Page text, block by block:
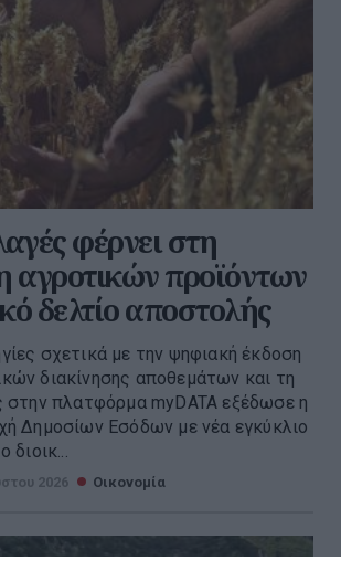
φέρνει στη
αγροτικών προϊόντων
δελτίο αποστολής
σχετικά με την ψηφιακή έκδοση
διακίνησης αποθεμάτων και τη
στην πλατφόρμα myDATA εξέδωσε η
Δημοσίων Εσόδων με νέα εγκύκλιο
διοικ...
2026 Οικονομία